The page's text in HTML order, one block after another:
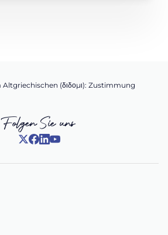
Altgriechischen (διδομι): Zustimmung
Folgen Sie uns